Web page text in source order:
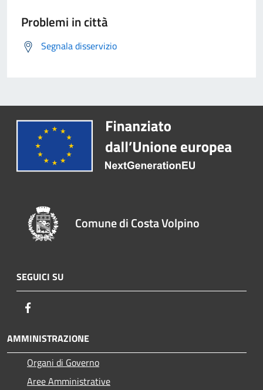
Problemi in città
Segnala disservizio
Comune di Costa Volpino
SEGUICI SU
AMMINISTRAZIONE
Organi di Governo
Aree Amministrative